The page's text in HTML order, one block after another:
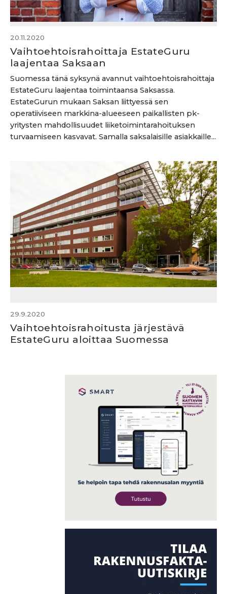
20.11.2020
Vaihtoehtoisrahoittaja EstateGuru
laajentaa Saksaan
Suomessa tänä syksynä avannut vaihtoehtoisrahoittaja
EstateGuru laajentaa toimintaansa Saksassa.
EstateGurun mukaan Saksan liittyessä sen
operatiiviseen markkina-alueeseen paikallisten pk-
yritysten mahdollisuudet liiketoimintarahoituksen
turvaamiseen kasvavat. Samalla saksalaisille asiakkaille...
29.9.2020
Vaihtoehtoisrahoitusta järjestävä
EstateGuru aloittaa Suomessa